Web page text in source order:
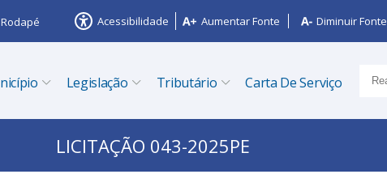
Rodapé Acessibilidade Aumentar Fonte Diminuir Fonte
Legislação Tributário Carta De Serviço
LICITAÇÃO 043-2025PE